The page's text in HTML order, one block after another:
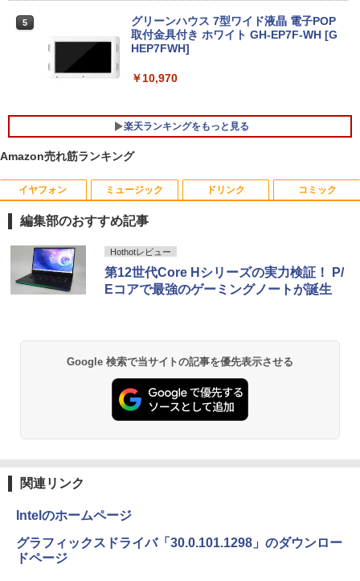
本日10倍！高性能第10世代Core i7-1061
0Uノートパソコン 中古 Dynabook G83
1TB 13.3インチ HDMI搭載 WEBカメラ5
料 持ち運び便利
Pro ミニPC、インテル Core Ultra 5 125
H / Ultra 9 285H、32GB+512GB/1TB 、
64GB+2TB / ベアボーンキット、 2.5G/
4/USB4×2、4画面出力、Copilot対応AI
￥75,999
5
グリーンハウス 7型ワイド液晶 電子POP
取付金具付き ホワイト GH-EP7F-WH [G
HEP7FWH]
￥10,970
楽天ランキングをもっと見る
1
獣医腫瘍学テキスト 第2版[本/雑誌] / 日
本獣医がん学会/著 日本獣医がん学会獣医
腫瘍科認定医認定委員会/監修
￥19,800
円をつくった超レバレッジ投資の極意 [
宮脇 さき ]
￥1,980
コレクション・台湾のモダニズム（第6
4
Amazon売れ筋ランキング
イヤフォン
Anker Soundcore P40i オフホワイト
￥7,990
￥5,990
【2026年アップグレード版】AOKIMI ワイヤ
ミュージック
BRUCE WAYNE feat. Flo Milli, ATL Jacob
[Explicit]
￥250
[Explicit]
￥250
On My Road (Stadium ver.)
ドリンク
【Amazon.co.jp限定】 い・ろ・は・す 2L P
ET ラベルレス ×8本
￥1,112
富士山の天然水 バナジウム含有 水 ミネラル
ウォーター ペットボトル 静岡県産 500ミリリ
ットル (Smart Basic)
￥1,380
コミック
薬屋のひとりごと 17巻 (デジタル版ビッグガ
ンガンコミックス)
￥770
エース)
￥832
HUNTER×HUNTER モノクロ版 39 (ジャンプ
編集部のおすすめ記事
Hothotレビュー
第12世代Core Hシリーズの実力検証！ P/
Eコアで最強のゲーミングノートが誕生
Google 検索で当サイトの記事を優先表示させる
関連リンク
Intelのホームページ
グラフィックスドライバ「30.0.101.1298」のダウンロー
ドページ